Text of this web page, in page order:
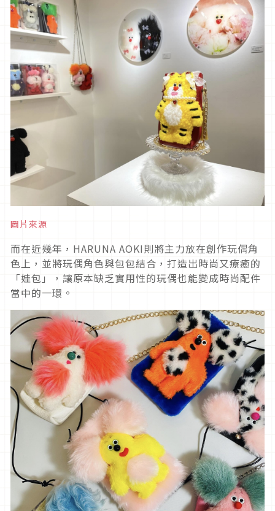
圖片來源
而在近幾年，HARUNA AOKI則將主力放在創作玩偶角
色上，並將玩偶角色與包包結合，打造出時尚又療癒的
「娃包」，讓原本缺乏實用性的玩偶也能變成時尚配件
當中的一環。